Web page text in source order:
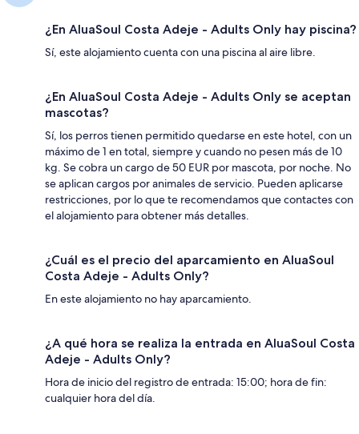
¿En AluaSoul Costa Adeje - Adults Only hay piscina?
Sí, este alojamiento cuenta con una piscina al aire libre.
¿En AluaSoul Costa Adeje - Adults Only se aceptan
mascotas?
Sí, los perros tienen permitido quedarse en este hotel, con un
máximo de 1 en total, siempre y cuando no pesen más de 10
kg. Se cobra un cargo de 50 EUR por mascota, por noche. No
se aplican cargos por animales de servicio. Pueden aplicarse
restricciones, por lo que te recomendamos que contactes con
el alojamiento para obtener más detalles.
¿Cuál es el precio del aparcamiento en AluaSoul
Costa Adeje - Adults Only?
En este alojamiento no hay aparcamiento.
¿A qué hora se realiza la entrada en AluaSoul Costa
Adeje - Adults Only?
Hora de inicio del registro de entrada: 15:00; hora de fin:
cualquier hora del día.